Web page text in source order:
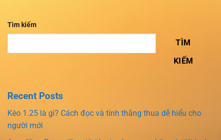
Tìm kiếm
TÌM
KIẾM
Recent Posts
Kèo 1.25 là gì? Cách đọc và tính thắng thua dễ hiểu cho
người mới